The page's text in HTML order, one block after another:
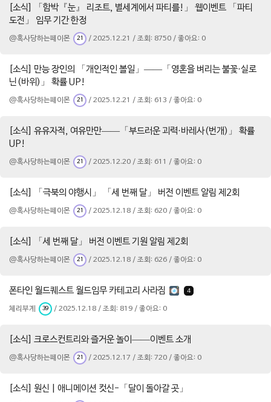
[소식] 「함박『눈』 리조트, 별세계에서 파티를!」 웹이벤트 「파티
도전」 임무 기간 한정
@혹사당하는페이몬 21 / 2025.12.21 / 조회: 8750 / 좋아요: 0
[소식] 만능 장인의 「개인적인 볼일」——「영혼을 벼리는 불꽃·실로
닌(바위)」 확률 UP!
@혹사당하는페이몬 21 / 2025.12.21 / 조회: 613 / 좋아요: 0
[소식] 유유자적, 여유만만——「부드러운 괴력·바레사(번개)」 확률
UP!
@혹사당하는페이몬 21 / 2025.12.20 / 조회: 611 / 좋아요: 0
[소식] 「극북의 야행시」 「세 번째 달」 버전 이벤트 알림 제2회
@혹사당하는페이몬 21 / 2025.12.18 / 조회: 620 / 좋아요: 0
[소식] 「세 번째 달」 버전 이벤트 기원 알림 제2회
@혹사당하는페이몬 21 / 2025.12.18 / 조회: 626 / 좋아요: 0
폰타인 월드퀘스트 월드임무 카테고리 사라짐 4
체리부계 39 / 2025.12.18 / 조회: 819 / 좋아요: 0
[소식] 크로스컨트리와 즐거운 놀이——이벤트 소개
@혹사당하는페이몬 21 / 2025.12.17 / 조회: 720 / 좋아요: 0
[소식] 원신 | 애니메이션 컷신-「달이 돌아갈 곳」